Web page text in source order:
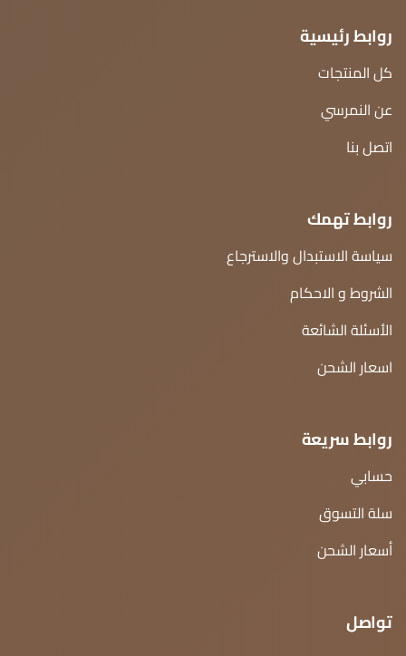
روابط رئيسية
كل المنتجات
عن النمرسي
اتصل بنا
روابط تهمك
سياسة الاستبدال والاسترجاع
الشروط و الاحكام
الأسئلة الشائعة
اسعار الشحن
روابط سريعة
حسابي
سلة التسوق
أسعار الشحن
تواصل